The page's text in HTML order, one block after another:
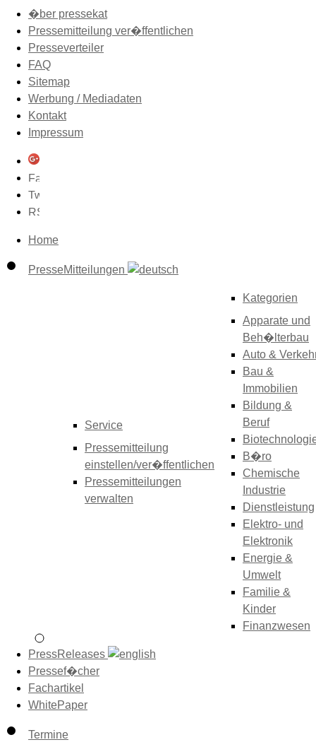
�ber pressekat
Pressemitteilung ver�ffentlichen
Presseverteiler
FAQ
Sitemap
Werbung / Mediadaten
Kontakt
Impressum
Home
PresseMitteilungen
Service
Pressemitteilung
einstellen/ver�ffentlichen
Pressemitteilungen
verwalten
Kategorien
Apparate und
Beh�lterbau
Auto &
Bau &
Immobilien
Bildung &
Beruf
B�ro
Chemische
Industrie
Dienstleistung
Elektro- und
Elektronik
Energie &
Umwelt
Familie &
Kinder
Finanzwesen
PressReleases
Pressef�cher
Fachartikel
WhitePaper
Termine